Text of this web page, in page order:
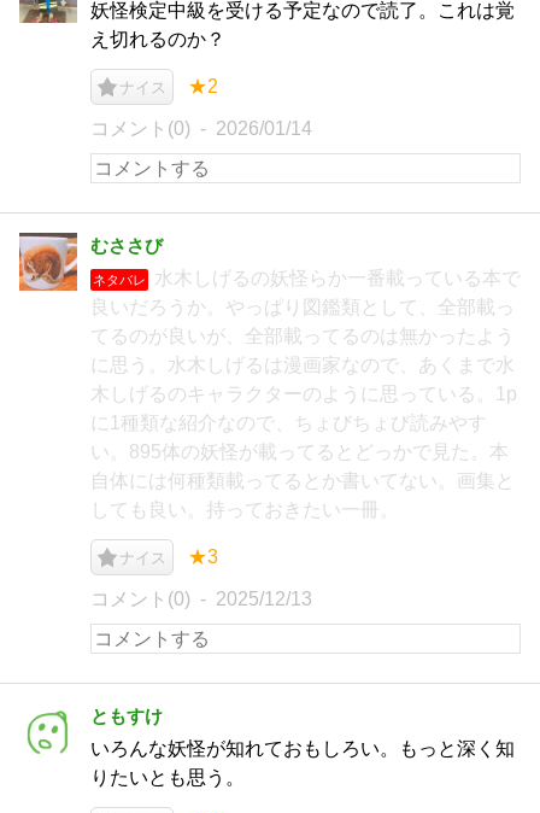
妖怪検定中級を受ける予定なので読了。これは覚
え切れるのか？
ナイス ★2
コメント(0) 2026/01/14
むささび
ネタバレ
水木しげるの妖怪らか一番載っている本で
良いだろうか。やっぱり図鑑類として、全部載っ
てるのが良いが、全部載ってるのは無かったよう
に思う。水木しげるは漫画家なので、あくまで水
木しげるのキャラクターのように思っている。1p
に1種類な紹介なので、ちょびちょび読みやす
い。895体の妖怪が載ってるとどっかで見た。本
自体には何種類載ってるとか書いてない。画集と
しても良い。持っておきたい一冊。
ナイス ★3
コメント(0) 2025/12/13
ともすけ
いろんな妖怪が知れておもしろい。もっと深く知
りたいとも思う。